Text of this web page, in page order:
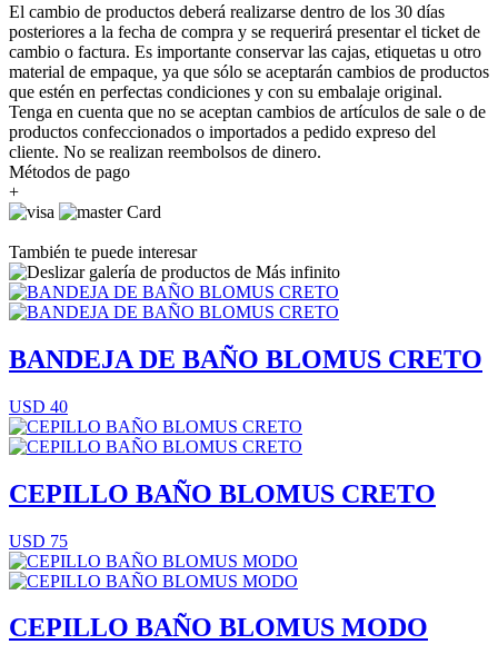
El cambio de productos deberá realizarse dentro de los 30 días
posteriores a la fecha de compra y se requerirá presentar el ticket de
cambio o factura. Es importante conservar las cajas, etiquetas u otro
material de empaque, ya que sólo se aceptarán cambios de productos
que estén en perfectas condiciones y con su embalaje original.
Tenga en cuenta que no se aceptan cambios de artículos de sale o de
productos confeccionados o importados a pedido expreso del
cliente. No se realizan reembolsos de dinero.
Métodos de pago
+
También te puede interesar
BANDEJA DE BAÑO BLOMUS CRETO
USD 40
CEPILLO BAÑO BLOMUS CRETO
USD 75
CEPILLO BAÑO BLOMUS MODO